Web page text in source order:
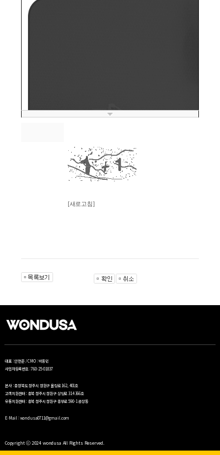
[새로고침]
대표 : 안현준 / CMO : 박종민
사업자등록번호 : 760-25-01837
본사 : 충청북도 청주시 청원구 율량로 162, 401호
고객지원센터 : 충북 청주시 청원구 상당로 314 366호
유통지원센터 : 충북 청주시 청원구 중부로 590-1 공장동
E-Mail : wondusa0711@gmail.com
Copyright ⓒ 2024 wondusa All Rights Reserved.